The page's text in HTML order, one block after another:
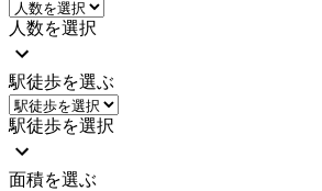
人数を選択
駅徒歩を選ぶ
駅徒歩を選択
面積を選ぶ